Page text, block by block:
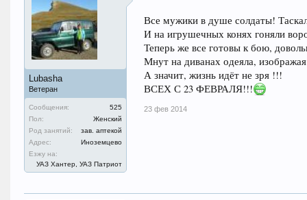
Lubasha
Ветеран
Сообщения:
525
Пол:
Женский
Род занятий:
зав. аптекой
Адрес:
Иноземцево
Езжу на:
УАЗ Хантер, УАЗ Патриот
Все мужики в душе солдаты!
И на игрушечных конях гоняли
Теперь же все готовы к бою,
Мнут на диванах одеяла,
А значит, жизнь идёт не зря !!!
ВСЕХ С 23 ФЕВРАЛЯ!!!
23 фев 2014